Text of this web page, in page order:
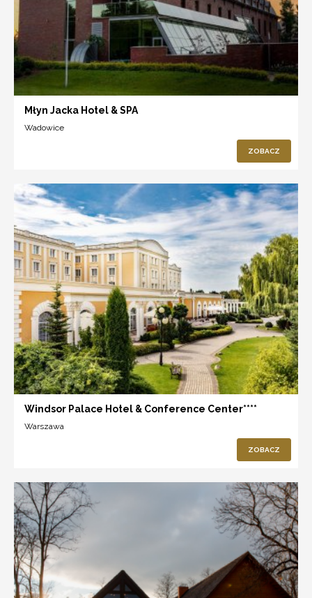
Młyn Jacka Hotel & SPA
Wadowice
ZOBACZ
Windsor Palace Hotel & Conference Center****
Warszawa
ZOBACZ